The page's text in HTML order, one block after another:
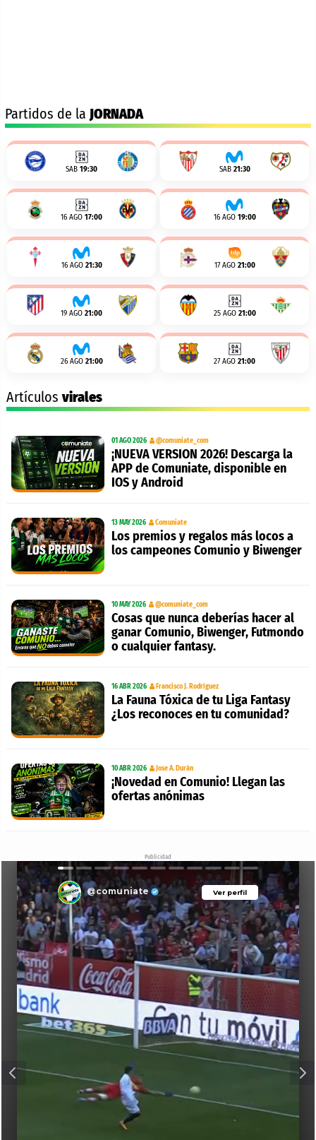
Partidos de la JORNADA
SAB 19:30 SAB 21:30
16 AGO 17:00 16 AGO 19:00
16 AGO 21:30 17 AGO 21:00
19 AGO 21:00 25 AGO 21:00
26 AGO 21:00 27 AGO 21:00
Artículosvirales
01 AGO 2026 @comuniate_com
¡NUEVA VERSION 2026! Descarga la
APP de Comuniate, disponible en
IOS y Android
13 MAY 2026 Comuniate
Los premios y regalos más locos a
los campeones Comunio y Biwenger
10 MAY 2026 @comuniate_com
Cosas que nunca deberías hacer al
ganar Comunio, Biwenger, Futmondo
o cualquier fantasy.
16 ABR 2026 Francisco J. Rodríguez
La Fauna Tóxica de tu Liga Fantasy
¿Los reconoces en tu comunidad?
10 ABR 2026 Jose A. Durán
¡Novedad en Comunio! Llegan las
ofertas anónimas
Publicidad
Ver perfil
@comuniate Ver perfil